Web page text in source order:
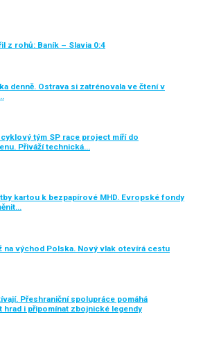
z rohů: Baník – Slavia 0:4
denně. Ostrava si zatrénovala ve čtení v
tým SP race project míří do
Přiváží technická…
kartou k bezpapírové MHD. Evropské fondy
na východ Polska. Nový vlak otevírá cestu
Přeshraniční spolupráce pomáhá
hrad i připomínat zbojnické legendy